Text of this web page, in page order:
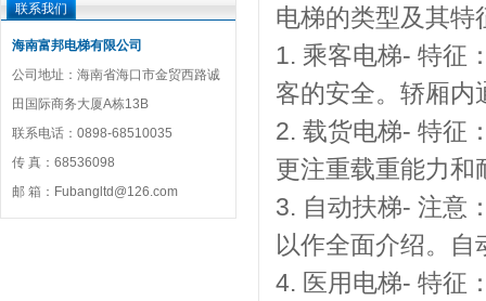
联系我们
海南富邦电梯有限公司
公司地址：海南省海口市金贸西路诚
田国际商务大厦A栋13B
联系电话：0898-68510035
传 真：68536098
邮 箱：Fubangltd@126.com
电梯的类型及其特
1. 乘客电梯- 特征
客的安全。轿厢内
2. 载货电梯- 特征
更注重载重能力和
3. 自动扶梯- 注意
以作全面介绍。
4. 医用电梯- 特征